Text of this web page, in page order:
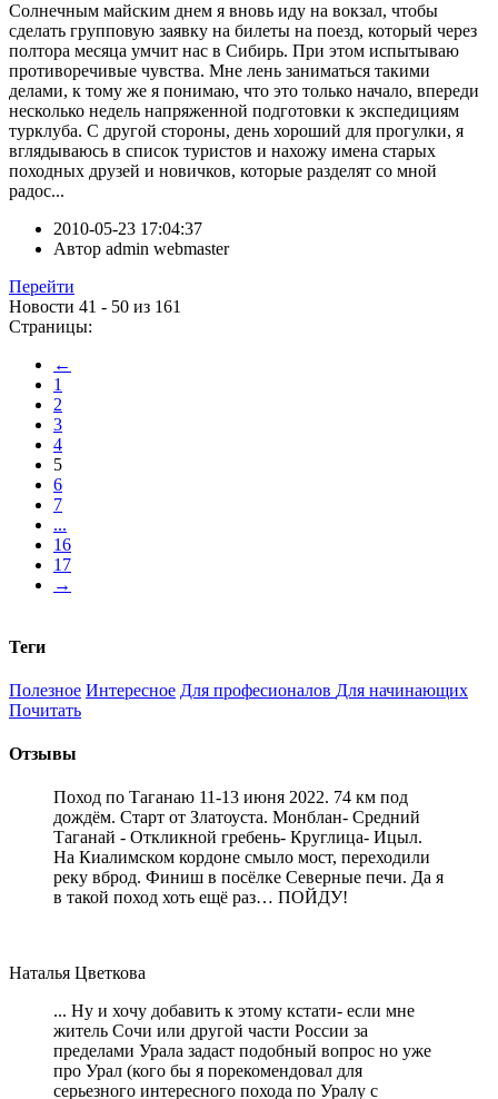
Солнечным майским днем я вновь иду на вокзал, чтобы
сделать групповую заявку на билеты на поезд, который через
полтора месяца умчит нас в Сибирь. При этом испытываю
противоречивые чувства. Мне лень заниматься такими
делами, к тому же я понимаю, что это только начало, впереди
несколько недель напряженной подготовки к экспедициям
турклуба. С другой стороны, день хороший для прогулки, я
вглядываюсь в список туристов и нахожу имена старых
походных друзей и новичков, которые разделят со мной
радос...
2010-05-23 17:04:37
Автор admin webmaster
Перейти
Новости 41 - 50 из 161
Страницы:
←
1
2
3
4
5
6
7
...
16
17
→
Теги
Полезное Интересное Для професионалов Для начинающих
Почитать
Отзывы
Поход по Таганаю 11-13 июня 2022. 74 км под
дождём. Старт от Златоуста. Монблан- Средний
Таганай - Откликной гребень- Круглица- Ицыл.
На Киалимском кордоне смыло мост, переходили
реку вброд. Финиш в посёлке Северные печи. Да я
в такой поход хоть ещё раз… ПОЙДУ!
Наталья Цветкова
... Ну и хочу добавить к этому кстати- если мне
житель Сочи или другой части России за
пределами Урала задаст подобный вопрос но уже
про Урал (кого бы я порекомендовал для
серьезного интересного похода по Уралу с